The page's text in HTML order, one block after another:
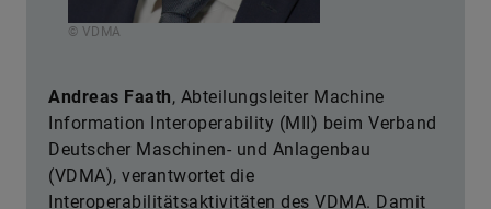
© VDMA
Andreas Faath, Abteilungsleiter Machine
Information Interoperability (MII) beim Verband
Deutscher Maschinen- und Anlagenbau
(VDMA), verantwortet die
Interoperabilitätsaktivitäten des VDMA. Damit